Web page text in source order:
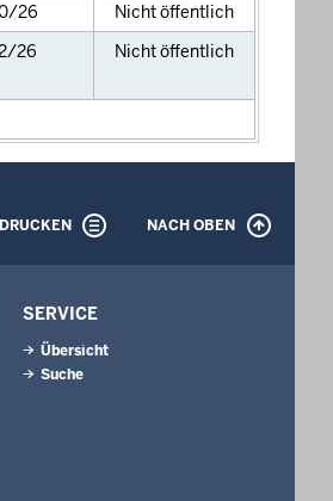
26
Nicht öffentlich
26 Nicht öffentlich
DRUCKEN NACH OBEN
SERVICE
Übersicht
Suche